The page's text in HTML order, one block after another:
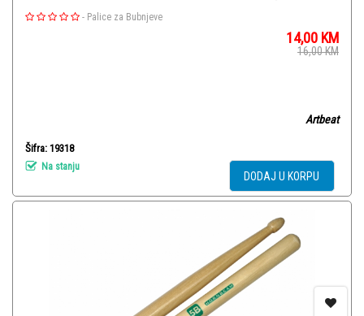
- Palice za Bubnjeve
14,00 KM
16,00KM
Artbeat
Šifra: 19318
Na stanju
DODAJ U KORPU